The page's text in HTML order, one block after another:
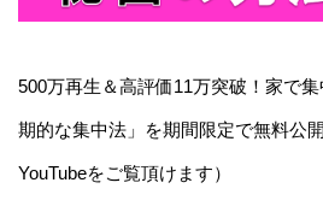
500万再生＆高評価11万突破！家で
期的な集中法」を期間限定で無料公
YouTubeをご覧頂けます）